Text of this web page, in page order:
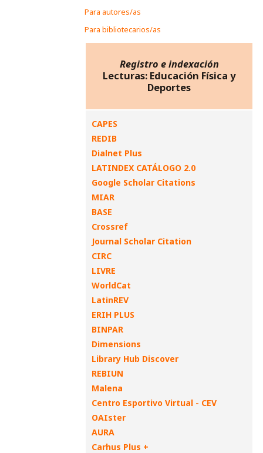
Para autores/as
Para bibliotecarios/as
Registro e indexación
Lecturas: Educación Física y
Deportes
CAPES
REDIB
Dialnet Plus
LATINDEX CATÁLOGO 2.0
Google Scholar Citations
MIAR
BASE
Crossref
Journal Scholar Citation
CIRC
LIVRE
WorldCat
LatinREV
ERIH PLUS
BINPAR
Dimensions
Library Hub Discover
REBIUN
Malena
Centro Esportivo Virtual - CEV
OAIster
AURA
Carhus Plus +